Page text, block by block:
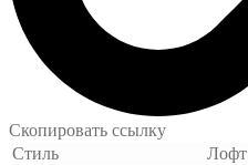
Скопировать ссылку
Стиль
Лофт